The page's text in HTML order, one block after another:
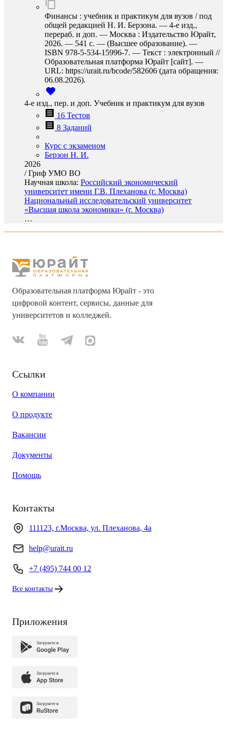
Финансы : учебник и практикум для вузов / под
общей редакцией Н. И. Берзона. — 4-е изд.,
перераб. и доп. — Москва : Издательство Юрайт,
2026. — 541 с. — (Высшее образование). —
ISBN 978-5-534-15996-7. — Текст : электронный //
Образовательная платформа Юрайт [сайт]. —
URL: https://urait.ru/bcode/582606 (дата обращения:
06.08.2026).
4-е изд., пер. и доп. Учебник и практикум для вузов
16 Тестов
8 Заданий
Курс с экзаменом
Берзон Н. И.
2026
/Гриф УМО ВО
Научная школа: Российский экономический
университет имени Г.В. Плеханова (г. Москва)
Национальный исследовательский университет
«Высшая школа экономики» (г. Москва)
…
Образовательная платформа Юрайт - это
цифровой контент, сервисы, данные для
университетов и колледжей.
Ссылки
О компании
О продукте
Вакансии
Документы
Помощь
Контакты
111123, г.Москва, ул. Плеханова, 4а
help@urait.ru
+7 (495) 744 00 12
Все контакты
Приложения